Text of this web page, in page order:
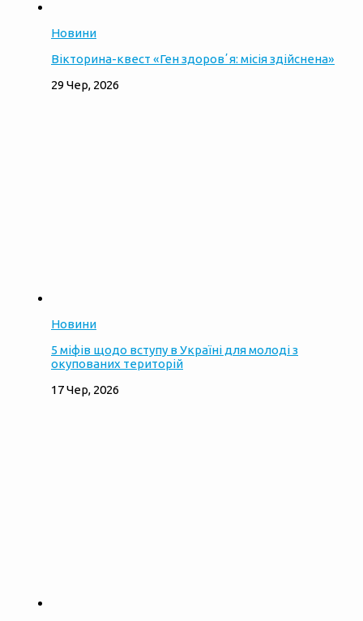
Новини
Вікторина-квест «Ген здоровʼя: місія здійснена»
29 Чер, 2026
Новини
5 міфів щодо вступу в Україні для молоді з
окупованих територій
17 Чер, 2026